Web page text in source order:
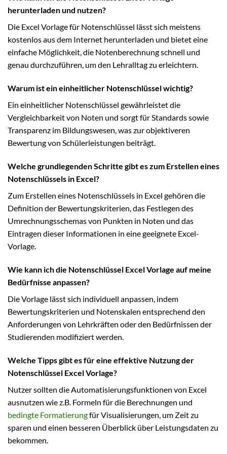
herunterladen und nutzen?
Die Excel Vorlage für Notenschlüssel lässt sich meistens
kostenlos aus dem Internet herunterladen und bietet eine
einfache Möglichkeit, die Notenberechnung schnell und
genau durchzuführen, um den Lehralltag zu erleichtern.
Warum ist ein einheitlicher Notenschlüssel wichtig?
Ein einheitlicher Notenschlüssel gewährleistet die
Vergleichbarkeit von Noten und sorgt für Standards sowie
Transparenz im Bildungswesen, was zur objektiveren
Bewertung von Schülerleistungen beiträgt.
Welche grundlegenden Schritte gibt es zum Erstellen eines
Notenschlüssels in Excel?
Zum Erstellen eines Notenschlüssels in Excel gehören die
Definition der Bewertungskriterien, das Festlegen des
Umrechnungsschemas von Punkten in Noten und das
Eintragen dieser Informationen in eine geeignete Excel-
Vorlage.
Wie kann ich die Notenschlüssel Excel Vorlage auf meine
Bedürfnisse anpassen?
Die Vorlage lässt sich individuell anpassen, indem
Bewertungskriterien und Notenskalen entsprechend den
Anforderungen von Lehrkräften oder den Bedürfnissen der
Studierenden modifiziert werden.
Welche Tipps gibt es für eine effektive Nutzung der
Notenschlüssel Excel Vorlage?
Nutzer sollten die Automatisierungsfunktionen von Excel
ausnutzen wie z.B. Formeln für die Berechnungen und
bedingte Formatierungfür Visualisierungen, um Zeit zu
sparen und einen besseren Überblick über Leistungsdaten zu
bekommen.